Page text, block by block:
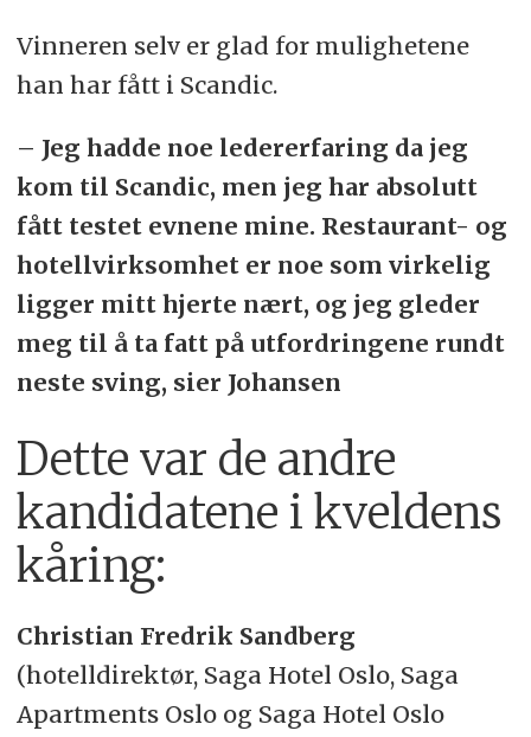
Vinneren selv er glad for mulighetene
han har fått i Scandic.
– Jeg hadde noe ledererfaring da jeg
kom til Scandic, men jeg har absolutt
fått testet evnene mine. Restaurant- og
hotellvirksomhet er noe som virkelig
ligger mitt hjerte nært, og jeg gleder
meg til å ta fatt på utfordringene rundt
neste sving, sier Johansen
Dette var de andre
kandidatene i kveldens
kåring:
Christian Fredrik Sandberg
(hotelldirektør, Saga Hotel Oslo, Saga
Apartments Oslo og Saga Hotel Oslo